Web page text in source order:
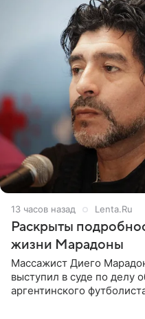
13 часов назад Lenta.Ru
Раскрыты
жизни Марадоны
Массажист Диего
выступил в суде по делу
аргентинского